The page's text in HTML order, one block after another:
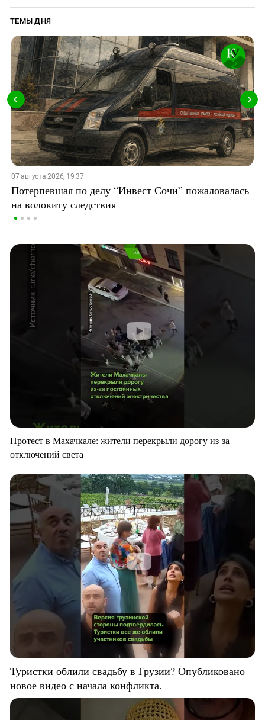
ТЕМЫ ДНЯ
07 августа 2026, 19:37
Потерпевшая по делу “Инвест Сочи” пожаловалась
на волокиту следствия
Протест в Махачкале: жители перекрыли дорогу из-за
отключений света
Туристки облили свадьбу в Грузии? Опубликовано
новое видео с начала конфликта.